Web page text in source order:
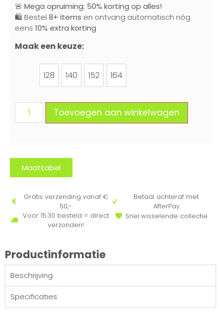
🚨 Mega opruiming: 50% korting op alles!
🛍️ Bestel 8+ items en ontvang automatisch nóg
eens 10% extra korting
Maak een keuze:
128
128
140
140
152
152
164
164
Toevoegen aan winkelwagen
Maattabel
Gratis verzending vanaf €
50,-
Voor 15:30 besteld = direct
verzonden!
Betaal achteraf met
AfterPay
Snel wisselende collectie
Productinformatie
Beschrijving
Specificaties